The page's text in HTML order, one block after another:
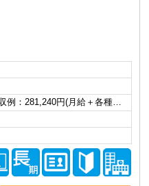
例：281,240円(月給＋各種…